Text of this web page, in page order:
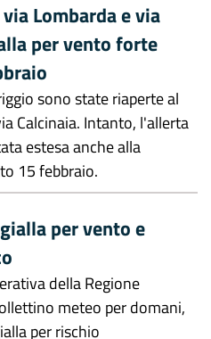
Lombarda e via
per vento forte
sono state riaperte al
Calcinaia. Intanto, l'allerta
estesa anche alla
15 febbraio.
per vento e
della Regione
meteo per domani,
per rischio